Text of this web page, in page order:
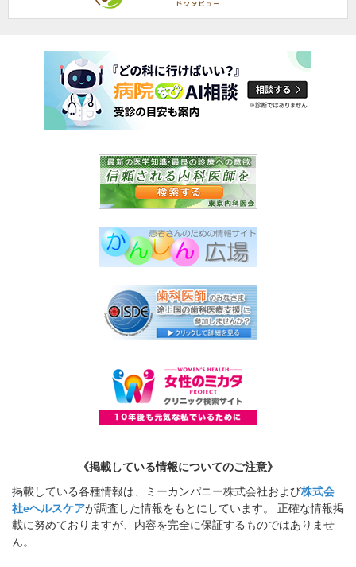
《掲載している情報についてのご注意》
掲載している各種情報は、ミーカンパニー株式会社および株式会
社eヘルスケアが調査した情報をもとにしています。 正確な情報掲
載に努めておりますが、内容を完全に保証するものではありませ
ん。